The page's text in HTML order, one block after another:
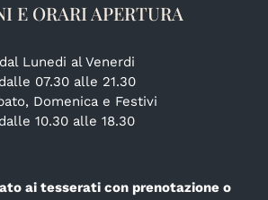
E ORARI APERTURA
dal Lunedi al Venerdi
dalle 07.30 alle 21.30
Domenica e Festivi
dalle 10.30 alle 18.30
ai tesserati con prenotazione o